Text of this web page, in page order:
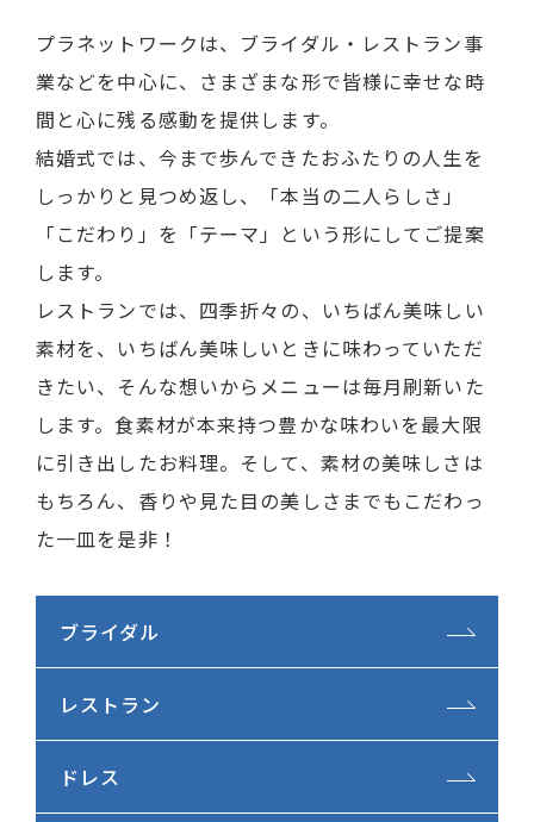
プラネットワークは、ブライダル・レストラン事
業などを中心に、さまざまな形で皆様に幸せな時
間と心に残る感動を提供します。
結婚式では、今まで歩んできたおふたりの人生を
しっかりと見つめ返し、「本当の二人らしさ」
「こだわり」を「テーマ」という形にしてご提案
します。
レストランでは、四季折々の、いちばん美味しい
素材を、いちばん美味しいときに味わっていただ
きたい、そんな想いからメニューは毎月刷新いた
します。食素材が本来持つ豊かな味わいを最大限
に引き出したお料理。そして、素材の美味しさは
もちろん、香りや見た目の美しさまでもこだわっ
た一皿を是非！
ブライダル
レストラン
ドレス